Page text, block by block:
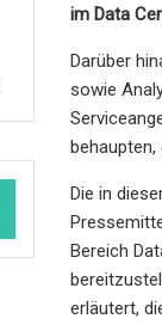
im Data
Darüber
sowie
behaupten,
Die in
Bereich
erläutert,